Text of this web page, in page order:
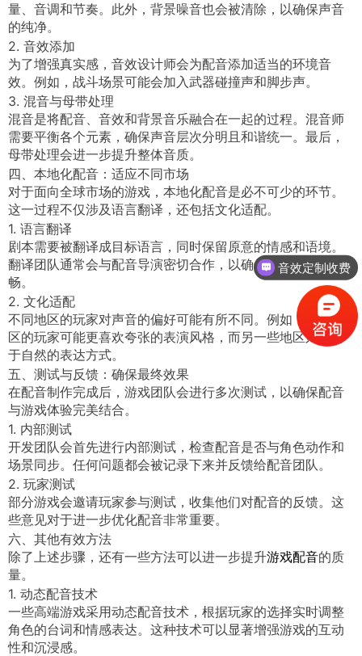
量、音调和节奏。此外，背景噪音也会被清除，以确保声音
的纯净。
2. 音效添加
为了增强真实感，音效设计师会为配音添加适当的环境音
效。例如，战斗场景可能会加入武器碰撞声和脚步声。
3. 混音与母带处理
混音是将配音、音效和背景音乐融合在一起的过程。混音师
需要平衡各个元素，确保声音层次分明且和谐统一。最后，
母带处理会进一步提升整体音质。
四、本地化配音：适应不同市场
对于面向全球市场的游戏，本地化配音是必不可少的环节。
这一过程不仅涉及语言翻译，还包括文化适配。
1. 语言翻译
剧本需要被翻译成目标语言，同时保留原意的情感和语境。
翻译团队通常会与配音导演密切合作，以确保台词的自然流
畅。
2. 文化适配
不同地区的玩家对声音的偏好可能有所不同。例如，某些地
区的玩家可能更喜欢夸张的表演风格，而另一些地区则倾向
于自然的表达方式。
五、测试与反馈：确保最终效果
在配音制作完成后，游戏团队会进行多次测试，以确保配音
与游戏体验完美结合。
1. 内部测试
开发团队会首先进行内部测试，检查配音是否与角色动作和
场景同步。任何问题都会被记录下来并反馈给配音团队。
2. 玩家测试
部分游戏会邀请玩家参与测试，收集他们对配音的反馈。这
些意见对于进一步优化配音非常重要。
六、其他有效方法
除了上述步骤，还有一些方法可以进一步提升游戏配音的质
量。
1. 动态配音技术
一些高端游戏采用动态配音技术，根据玩家的选择实时调整
角色的台词和情感表达。这种技术可以显著增强游戏的互动
性和沉浸感。
音效定制收费